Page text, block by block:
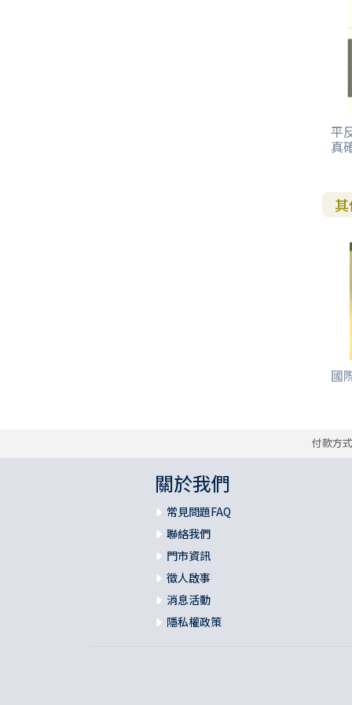
平
真
國
付款方
關於我們
常見問題FAQ
聯絡我們
門市資訊
徵人啟事
消息活動
隱私權政策